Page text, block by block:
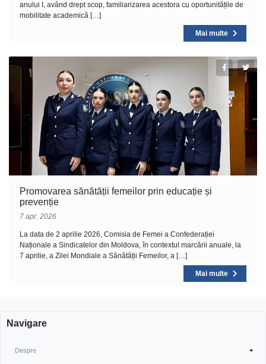
anului I, având drept scop, familiarizarea acestora cu oportunitățile de
mobilitate academică […]
Mai multe
Promovarea sănătății femeilor prin educație și
prevenție
7 apr. 2026
La data de 2 aprilie 2026, Comisia de Femei a Confederației
Naționale a Sindicatelor din Moldova, în contextul marcării anuale, la
7 aprilie, a Zilei Mondiale a Sănătății Femeilor, a […]
Mai multe
Navigare
Despre